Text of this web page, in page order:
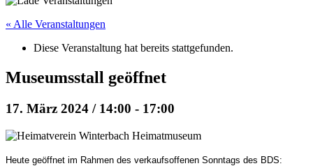
« Alle Veranstaltungen
Diese Veranstaltung hat bereits stattgefunden.
Museumsstall geöffnet
17. März 2024 / 14:00 - 17:00
Heute geöffnet im Rahmen des verkaufsoffenen Sonntags des BDS: